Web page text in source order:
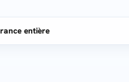
entière